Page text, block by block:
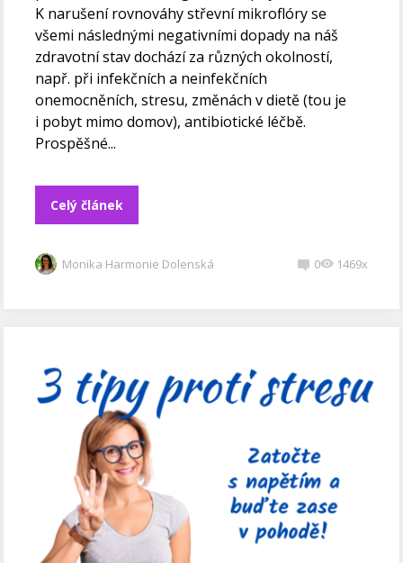
K narušení rovnováhy střevní mikroflóry se
všemi následnými negativními dopady na náš
zdravotní stav dochází za různých okolností,
např. při infekčních a neinfekčních
onemocněních, stresu, změnách v dietě (tou je
i pobyt mimo domov), antibiotické léčbě.
Prospěšné...
Celý článek
Monika Harmonie Dolenská 0 1469x